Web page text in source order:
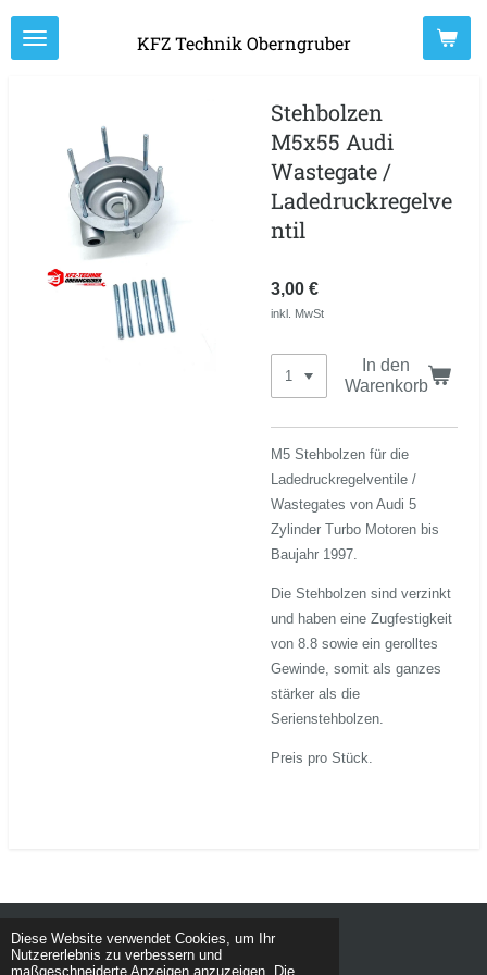
Diese Website verwendet Cookies, um Ihr
Nutzererlebnis zu verbessern und
maßgeschneiderte Anzeigen anzuzeigen. Die
Zum
Hauptinhalt
KFZ Technik Oberngruber
Stehbolzen
M5x55 Audi
Wastegate /
Ladedruckregelve
ntil
3,00 €
inkl. MwSt
In den
Warenkorb
M5 Stehbolzen für die
Ladedruckregelventile /
Wastegates von Audi 5
Zylinder Turbo Motoren bis
Baujahr 1997.
Die Stehbolzen sind verzinkt
und haben eine Zugfestigkeit
von 8.8 sowie ein gerolltes
Gewinde, somit als ganzes
stärker als die
Serienstehbolzen.
Preis pro Stück.
© 2020 - 2026 KFZ Technik Oberngruber
Mit Unterstützung vonWebador